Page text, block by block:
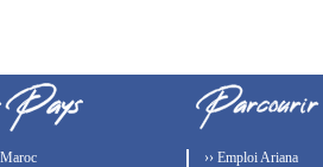
›› Emploi Ariana